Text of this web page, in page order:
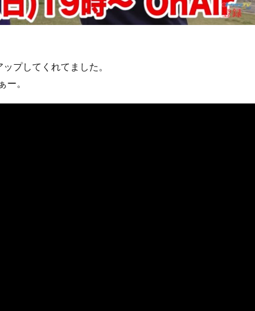
プしてくれてました。
。